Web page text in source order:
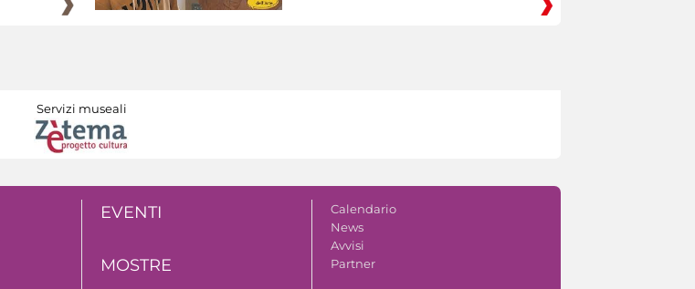
Servizi museali
EVENTI
MOSTRE
Calendario
News
Avvisi
Partner